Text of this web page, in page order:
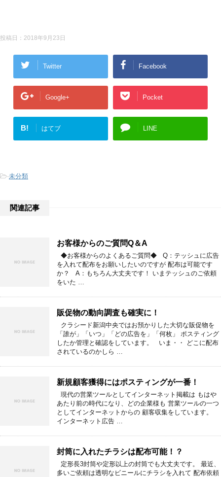
投稿日： 2018年9月23日
Twitter Facebook
Google+ Pocket
B! はてブ LINE
-未分類
関連記事
お客様からのご質問Q＆A
◆お客様からのよくあるご質問◆ Q：テッシュに広告
を入れて配布をお願いしたいのですが 配布は可能です
か？ A：もちろん大丈夫です！ いまテッシュのご依頼
をいた …
販促物の動向調査も確実に！
クラシード新潟中央ではお預かりした大切な販促物を
「誰が」「いつ」「どの広告を」「何枚」 ポスティング
したか管理と確認をしています。 いま・・ どこに配布
されているのかしら …
新規顧客獲得にはポスティングが一番！
現代の営業ツールとしてインターネット掲載は もはや
あたり前の時代になり、どの企業様も 営業ツールの一つ
としてインターネットからの 顧客収集をしています。
インターネット広告 …
封筒に入れたチラシは配布可能！？
定形長3封筒や定形以上の封筒でも大丈夫です。 最近、
多いご依頼は透明なビニールにチラシを入れて 配布依頼